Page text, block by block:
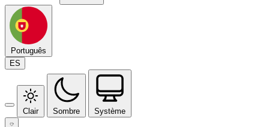
Português
ES
Clair Sombre Système